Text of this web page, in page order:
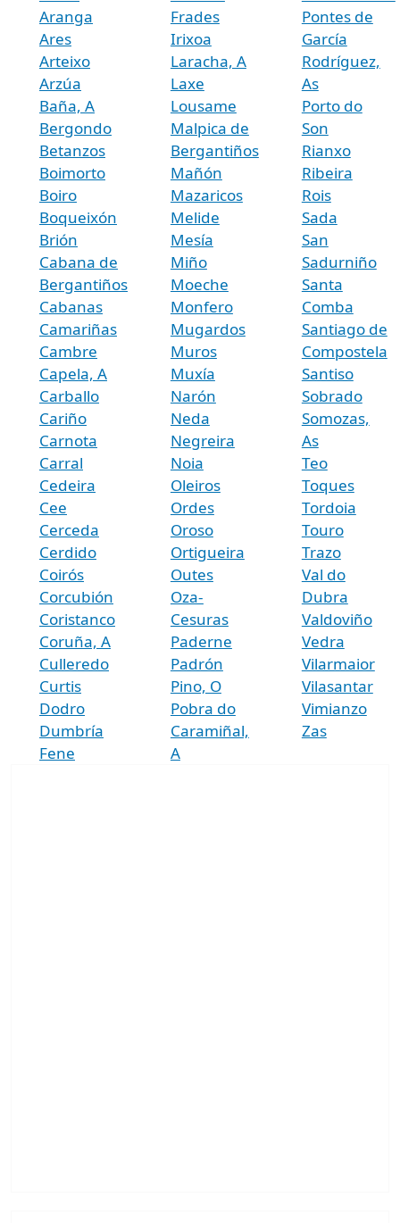
Aranga
Ares
Arteixo
Arzúa
Baña, A
Bergondo
Betanzos
Boimorto
Boiro
Boqueixón
Brión
Cabana de
Bergantiños
Cabanas
Camariñas
Cambre
Capela, A
Carballo
Cariño
Carnota
Carral
Cedeira
Cee
Cerceda
Cerdido
Coirós
Corcubión
Coristanco
Coruña, A
Culleredo
Curtis
Dodro
Dumbría
Fene
Frades
Irixoa
Laracha, A
Laxe
Lousame
Malpica de
Bergantiños
Mañón
Mazaricos
Melide
Mesía
Miño
Moeche
Monfero
Mugardos
Muros
Muxía
Narón
Neda
Negreira
Noia
Oleiros
Ordes
Oroso
Ortigueira
Outes
Oza-
Cesuras
Paderne
Padrón
Pino, O
Pobra do
Caramiñal,
A
Pontes de
García
Rodríguez,
As
Porto do
Son
Rianxo
Ribeira
Rois
Sada
San
Sadurniño
Santa
Comba
Santiago de
Compostela
Santiso
Sobrado
Somozas,
As
Teo
Toques
Tordoia
Touro
Trazo
Val do
Dubra
Valdoviño
Vedra
Vilarmaior
Vilasantar
Vimianzo
Zas